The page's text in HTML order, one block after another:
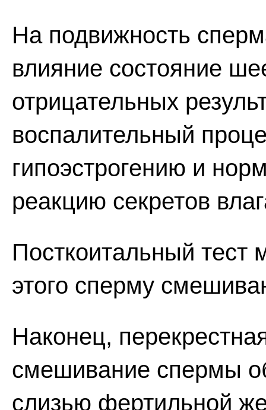
На подвижность
влияние состояние
отрицательных
воспалительный
гипоэстрогению и
реакцию секретов
Посткоитальный тест
этого сперму
Наконец,
смешивание спермы
слизью фертильной